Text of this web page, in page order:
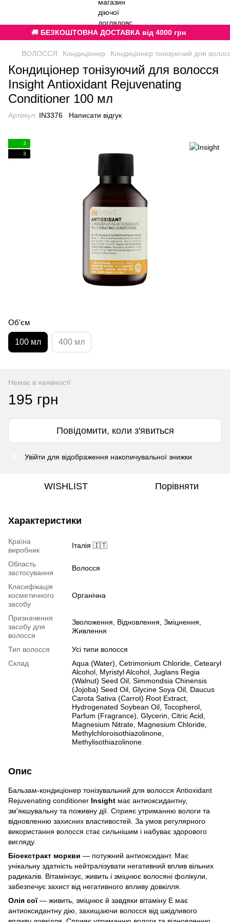
🚚 БЕЗКОШТОВНА ДОСТАВКА від 4000 грн
ВОЛОССЯ Кондиціонер Кондиціонер тонізуючий для
Кондиціонер тонізуючий для волосся
Insight Antioxidant Rejuvenating
Conditioner 100 мл
Артикул: IN3376 Написати відгук
3
3
Об'єм
100 мл 400 мл
Немає в наявності
195 грн
Повідомити, коли з'явиться
Увійти для відображення накопичувальної знижки
WISHLIST Порівняти
Характеристики
Країна
виробник
Італія 🇮🇹
Область
застосування
Волосся
Класифікація
косметичного
засобу
Органічна
Призначення
засобу для
волосся
Зволоження, Відновлення, Зміцнення,
Живлення
Тип волосся
Усі типи волосся
Склад
Aqua (Water), Cetrimonium Chloride, Cetearyl
Alcohol, Myristyl Alcohol, Juglans Regia
(Walnut) Seed Oil, Simmondsia Chinensis
(Jojoba) Seed Oil, Glycine Soya Oil, Daucus
Carota Sativa (Carrot) Root Extract,
Hydrogenated Soybean Oil, Tocopherol,
Parfum (Fragrance), Glycerin, Citric Acid,
Magnesium Nitrate, Magnesium Chloride,
Methylchloroisothiazolinone,
Methylisothiazolinone.
Опис
Бальзам-кондиціонер тонізувальний для волосся Antioxidant
Rejuvenating conditioner Insight має антиоксидантну,
зм'якшувальну та поживну дії. Сприяє утриманню вологи та
відновленню захисних властивостей. За умов регулярного
використання волосся стає сильнішим і набуває здорового
вигляду.
Біоекстракт моркви — потужний антиоксидант. Має
унікальну здатність нейтралізувати негативний вплив вільних
радикалів. Вітамінізує, живить і зміцнює волосяні фолікули,
забезпечує захист від негативного впливу довкілля.
Олія сої— живить, зміцнює й завдяки вітаміну Е має
антиоксидантну дію, захищаючи волосся від шкідливого